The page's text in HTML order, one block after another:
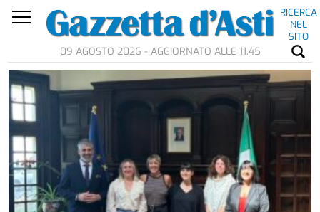
RICERCA
NEL
SITO
09 AGOSTO 2026 - AGGIORNATO ALLE 11.45